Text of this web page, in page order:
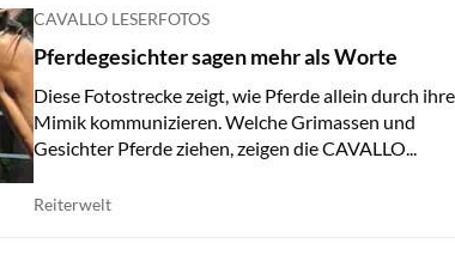
CAVALLO LESERFOTOS
Pferdegesichter sagen mehr als Worte
Diese Fotostrecke zeigt, wie Pferde allein durch ihre
Mimik kommunizieren. Welche Grimassen und
Gesichter Pferde ziehen, zeigen die CAVALLO...
Reiterwelt